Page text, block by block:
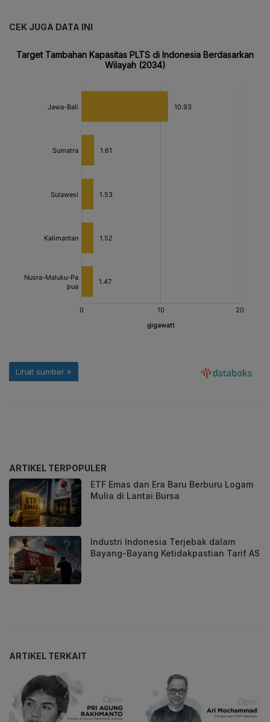
CEK JUGA DATA INI
ARTIKEL TERPOPULER
ETF Emas dan Era Baru Berburu Logam
Mulia di Lantai Bursa
Industri Indonesia Terjebak dalam
Bayang-Bayang Ketidakpastian Tarif AS
ARTIKEL TERKAIT